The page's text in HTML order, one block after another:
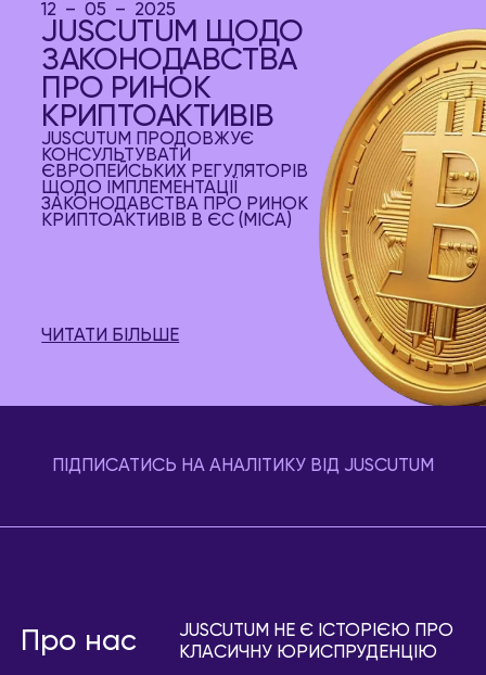
12 – 05 – 2025
JUSCUTUM ЩОДО
ЗАКОНОДАВСТВА
ПРО РИНОК
КРИПТОАКТИВІВ
JUSCUTUM ПРОДОВЖУЄ
КОНСУЛЬТУВАТИ
ЄВРОПЕЙСЬКИХ РЕГУЛЯТОРІВ
ЩОДО ІМПЛЕМЕНТАЦІЇ
ЗАКОНОДАВСТВА ПРО РИНОК
КРИПТОАКТИВІВ В ЄС (MICA)
ЧИТАТИ БІЛЬШЕ
ПІДПИСАТИСЬ НА АНАЛІТИКУ ВІД JUSCUTUM
Про нас
JUSCUTUM НЕ Є ІСТОРІЄЮ ПРО
КЛАСИЧНУ ЮРИСПРУДЕНЦІЮ